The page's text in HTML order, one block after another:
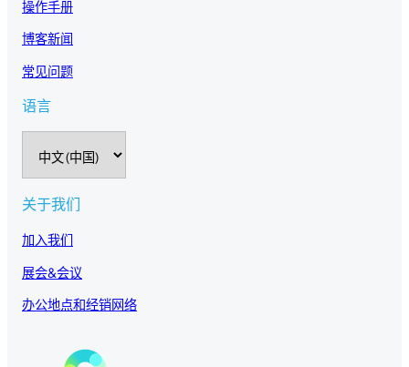
操作手册
博客新闻
常见问题
语言
语
言
关于我们
加入我们
展会&会议
办公地点和经销网络